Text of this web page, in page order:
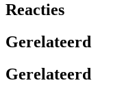
Reacties
Gerelateerd
Gerelateerd